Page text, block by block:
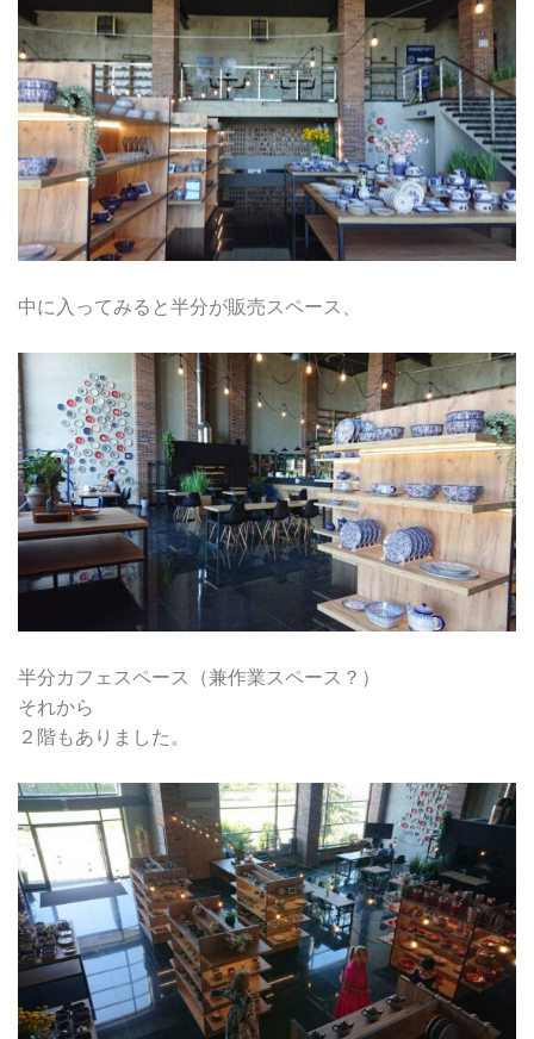
中に入ってみると半分が販売スペース、
半分カフェスペース（兼作業スペース？）
それから
２階もありました。